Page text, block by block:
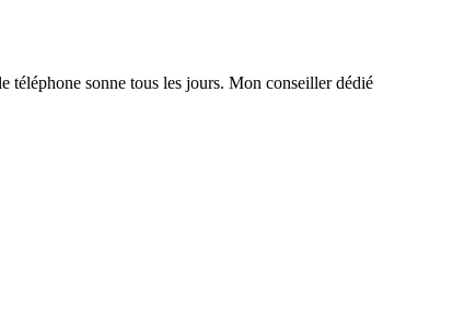
téléphone sonne tous les jours. Mon conseiller dédié